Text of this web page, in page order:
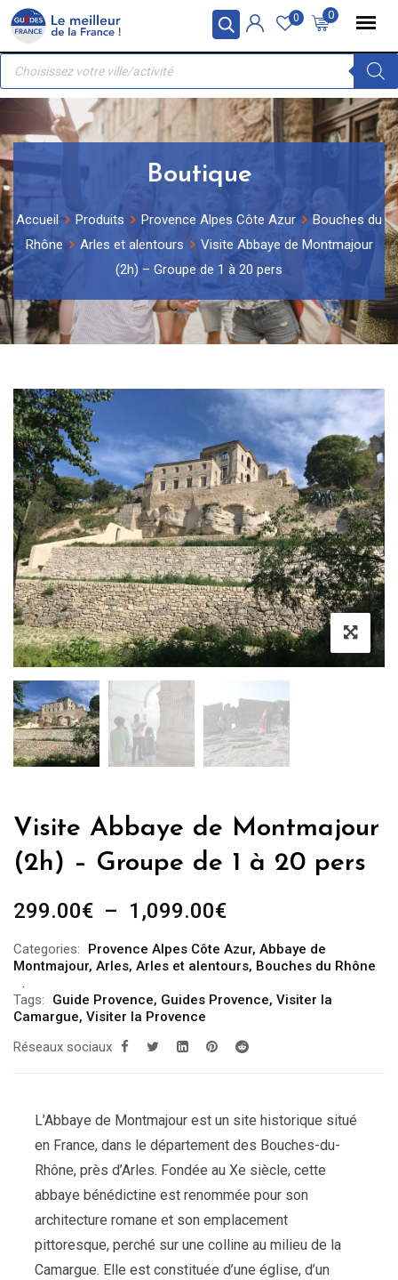
Panneau de gestion des cookies
Skip
content
0
0
Recherche
produits
Boutique
Accueil Produits Provence Alpes Côte Azur
Bouches du
Rhône
Arles et alentours
Visite Abbaye de Montmajour
(2h) – Groupe de 1 à 20 pers
Visite Abbaye de Montmajour
(2h) – Groupe de 1 à 20 pers
299.00€ – 1,099.00€Plage
prix :
à
1,099.00€
Categories: Provence Alpes Côte Azur, Abbaye de
Montmajour, Arles, Arles et alentours, Bouches du Rhône
Tags: Guide Provence, Guides Provence, Visiter la
Camargue, Visiter la Provence
Réseaux sociaux
L’Abbaye de Montmajour est un site historique situé
en France, dans le département des Bouches-du-
Rhône, près d’Arles. Fondée au Xe siècle, cette
abbaye bénédictine est renommée pour son
architecture romane et son emplacement
pittoresque, perché sur une colline au milieu de la
Camargue. Elle est constituée d’une église, d’un